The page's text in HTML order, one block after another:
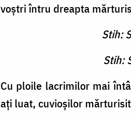
voştri întru dreapta
Stih:
Stih:
Cu ploile lacrimilor mai
aţi luat, cuvioşilor